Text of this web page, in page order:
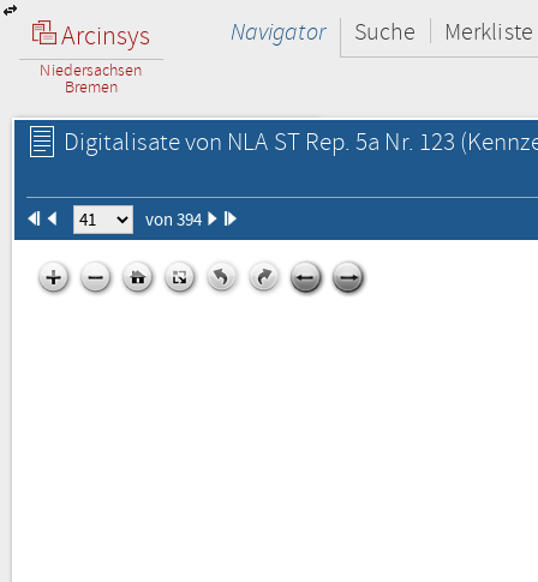
Arcinsys
Niedersachsen
Bremen
Navigator Suche Merkliste
Digitalisate von NLA ST Rep. 5a Nr. 123
von 394